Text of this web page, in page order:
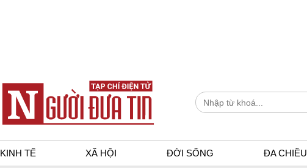
KINH TẾ XÃ HỘI ĐỜI SỐNG ĐA CHIỀU